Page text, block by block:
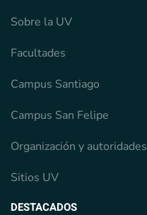
Sobre la UV
Facultades
Campus Santiago
Campus San Felipe
Organización y autoridades
Sitios UV
DESTACADOS